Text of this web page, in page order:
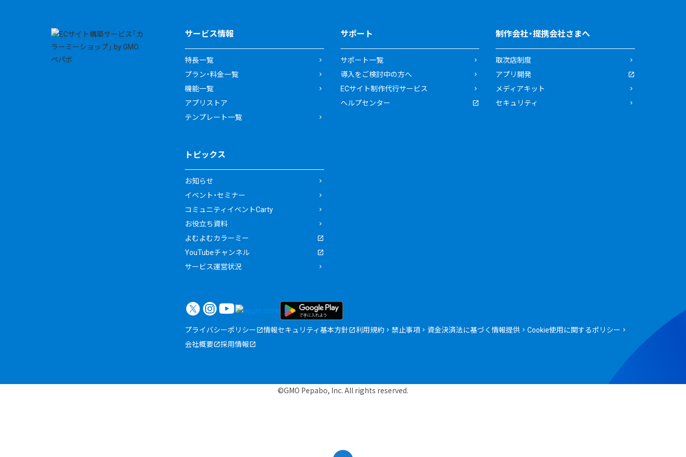
サービス情報
特長一覧
プラン・料金一覧
機能一覧
アプリストア
テンプレート一覧
サポート
サポート一覧
導入をご検討中の方へ
ECサイト制作代行サービス
ヘルプセンター
制作会社・提携会社さまへ
取次店制度
アプリ開発
メディアキット
セキュリティ
トピックス
お知らせ
イベント・セミナー
コミュニティイベントCarty
お役立ち資料
よむよむカラーミー
YouTubeチャンネル
サービス運営状況
プライバシーポリシー 情報セキュリティ基本方針 利用規約 禁止事項 資金決済法に基づく情報提供
Cookie使用に関するポリシー
会社概要
採用情報
©GMO Pepabo, Inc. All rights reserved.